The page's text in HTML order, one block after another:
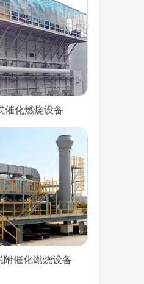
催化燃烧设备
催化燃烧设备